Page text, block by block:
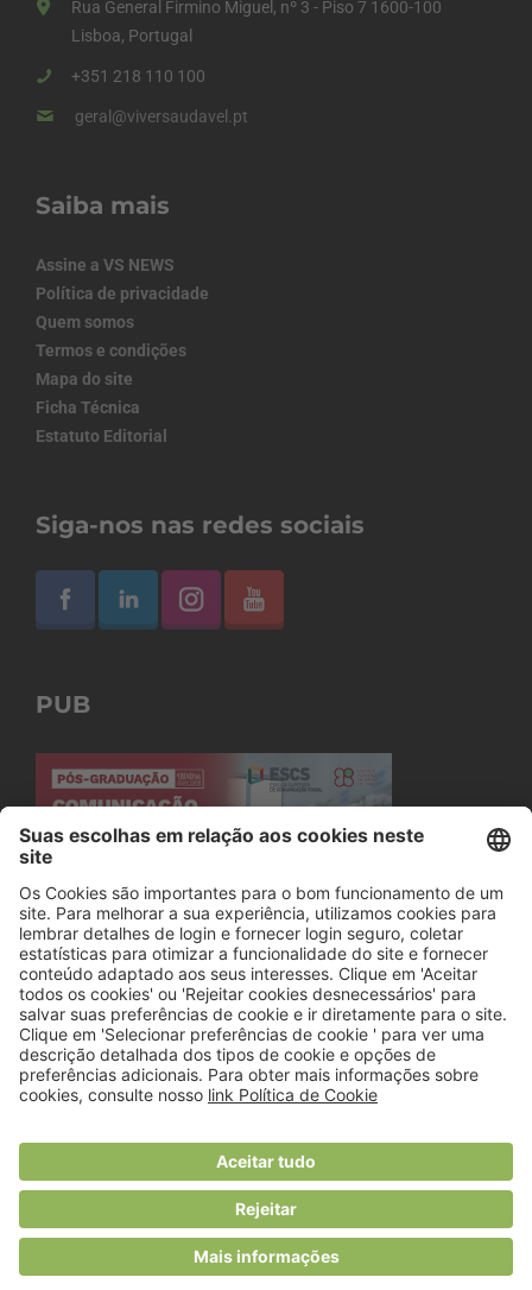
Rua General Firmino Miguel, nº 3 - Piso 7 1600-100
Lisboa, Portugal
+351 218 110 100
geral@viversaudavel.pt
Saiba mais
Assine a VS NEWS
Política de privacidade
Quem somos
Termos e condições
Mapa do site
Ficha Técnica
Estatuto Editorial
Siga-nos nas redes sociais
PUB
© 2018 Viver Saudável
O portal dos profissionais de nutrição
Created byRHP Consulting